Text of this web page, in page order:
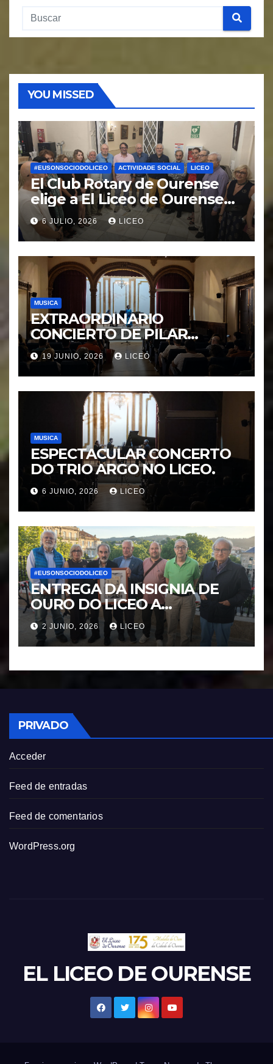
YOU MISSED
#EUSONSOCIODOLICEO ACTIVIDADE SOCIAL LICEO
El Club Rotary de Ourense
elige a El Liceo de Ourense
para la puesta en marcha del
proyecto “Ciudad Cardio
Protegida”.
6 JULIO, 2026 LICEO
MUSICA
EXTRAORDINARIO
CONCIERTO DE PILAR
MORÁGUEZ e ARABEL
MORÁGUEZ
19 JUNIO, 2026 LICEO
MUSICA
ESPECTACULAR CONCERTO
DO TRIO ARGO NO LICEO.
6 JUNIO, 2026 LICEO
#EUSONSOCIODOLICEO
ENTREGA DA INSIGNIA DE
OURO DO LICEO A
FRANCISCO NOVOA
RODRIGUEZ
2 JUNIO, 2026 LICEO
PRIVADO
Acceder
Feed de entradas
Feed de comentarios
WordPress.org
EL LICEO DE OURENSE